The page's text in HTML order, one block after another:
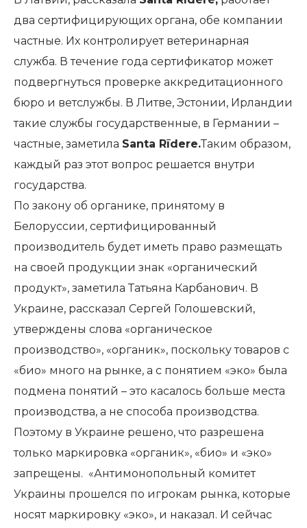
два сертифицирующих органа, обе компании
частные. Их контролирует ветеринарная
служба. В течение года сертификатор может
подвергнуться проверке аккредитационного
бюро и ветслужбы. В Литве, Эстонии, Ирландии
такие службы государственные, в Германии –
частные, заметила Santa Rīdere.Таким образом,
каждый раз этот вопрос решается внутри
государства.
По закону об органике, принятому в
Белоруссии, сертифицированный
производитель будет иметь право размещать
на своей продукции знак «органический
продукт», заметила Татьяна Карбанович. В
Украине, рассказал Сергей Голошевский,
утверждены слова «органическое
производство», «органик», поскольку товаров с
«био» много на рынке, а с понятием «эко» была
подмена понятий – это касалось больше места
производства, а не способа производства.
Поэтому в Украине решено, что разрешена
только маркировка «органик», «био» и «эко»
запрещены. «Антимонопольный комитет
Украины прошелся по игрокам рынка, которые
носят маркировку «эко», и наказал. И сейчас